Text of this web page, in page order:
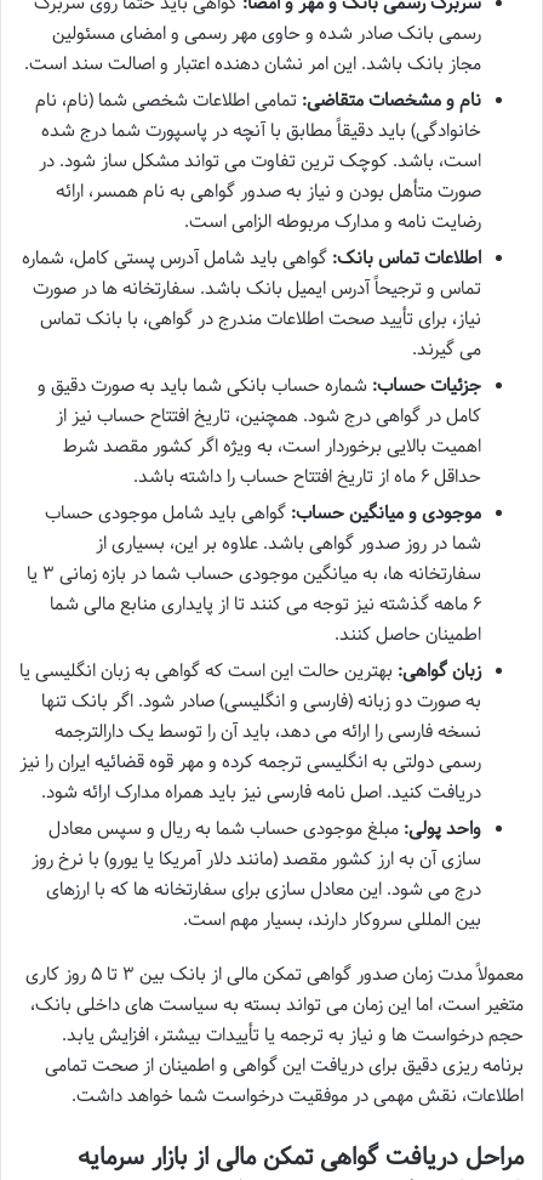
رسمی بانک صادر شده و حاوی مهر رسمی و امضای مسئولین
مجاز بانک باشد. این امر نشان دهنده اعتبار و اصالت سند است.
نام و مشخصات متقاضی: تمامی اطلاعات شخصی شما (نام، نام
خانوادگی) باید دقیقاً مطابق با آنچه در پاسپورت شما درج شده
است، باشد. کوچک ترین تفاوت می تواند مشکل ساز شود. در
صورت متأهل بودن و نیاز به صدور گواهی به نام همسر، ارائه
رضایت نامه و مدارک مربوطه الزامی است.
اطلاعات تماس بانک: گواهی باید شامل آدرس پستی کامل، شماره
تماس و ترجیحاً آدرس ایمیل بانک باشد. سفارتخانه ها در صورت
نیاز، برای تأیید صحت اطلاعات مندرج در گواهی، با بانک تماس
می گیرند.
جزئیات حساب: شماره حساب بانکی شما باید به صورت دقیق و
کامل در گواهی درج شود. همچنین، تاریخ افتتاح حساب نیز از
اهمیت بالایی برخوردار است، به ویژه اگر کشور مقصد شرط
حداقل ۶ ماه از تاریخ افتتاح حساب را داشته باشد.
موجودی و میانگین حساب: گواهی باید شامل موجودی حساب
شما در روز صدور گواهی باشد. علاوه بر این، بسیاری از
سفارتخانه ها، به میانگین موجودی حساب شما در بازه زمانی ۳ یا
۶ ماهه گذشته نیز توجه می کنند تا از پایداری منابع مالی شما
اطمینان حاصل کنند.
زبان گواهی: بهترین حالت این است که گواهی به زبان انگلیسی یا
به صورت دو زبانه (فارسی و انگلیسی) صادر شود. اگر بانک تنها
نسخه فارسی را ارائه می دهد، باید آن را توسط یک دارالترجمه
رسمی دولتی به انگلیسی ترجمه کرده و مهر قوه قضائیه ایران را نیز
دریافت کنید. اصل نامه فارسی نیز باید همراه مدارک ارائه شود.
واحد پولی: مبلغ موجودی حساب شما به ریال و سپس معادل
سازی آن به ارز کشور مقصد (مانند دلار آمریکا یا یورو) با نرخ روز
درج می شود. این معادل سازی برای سفارتخانه ها که با ارزهای
بین المللی سروکار دارند، بسیار مهم است.
معمولاً مدت زمان صدور گواهی تمکن مالی از بانک بین ۳ تا ۵ روز کاری
متغیر است، اما این زمان می تواند بسته به سیاست های داخلی بانک،
حجم درخواست ها و نیاز به ترجمه یا تأییدات بیشتر، افزایش یابد.
برنامه ریزی دقیق برای دریافت این گواهی و اطمینان از صحت تمامی
اطلاعات، نقش مهمی در موفقیت درخواست شما خواهد داشت.
مراحل دریافت گواهی تمکن مالی از بازار سرمایه